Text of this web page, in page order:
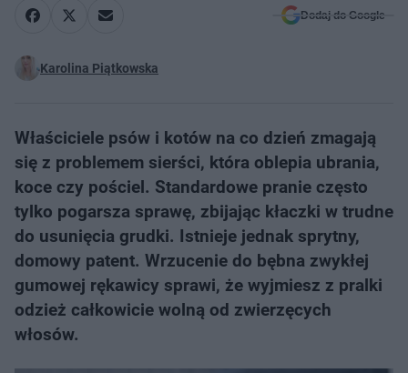
Dodaj do Google
Karolina Piątkowska
Właściciele psów i kotów na co dzień zmagają
się z problemem sierści, która oblepia ubrania,
koce czy pościel. Standardowe pranie często
tylko pogarsza sprawę, zbijając kłaczki w trudne
do usunięcia grudki. Istnieje jednak sprytny,
domowy patent. Wrzucenie do bębna zwykłej
gumowej rękawicy sprawi, że wyjmiesz z pralki
odzież całkowicie wolną od zwierzęcych
włosów.